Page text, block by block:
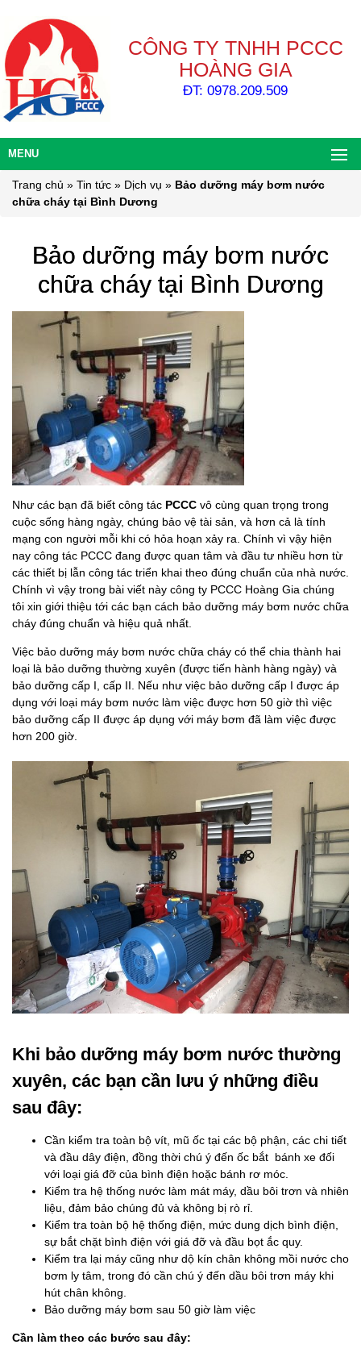
CÔNG TY TNHH PCCC
HOÀNG GIA
ĐT: 0978.209.509
MENU
Trang chủ » Tin tức » Dịch vụ » Bảo dưỡng máy bơm nước
chữa cháy tại Bình Dương
Bảo dưỡng máy bơm nước
chữa cháy tại Bình Dương
Như các bạn đã biết công tác PCCC vô cùng quan trọng trong
cuộc sống hàng ngày, chúng bảo vệ tài sản, và hơn cả là tính
mạng con người mỗi khi có hỏa hoạn xảy ra. Chính vì vậy hiện
nay công tác PCCC đang được quan tâm và đầu tư nhiều hơn từ
các thiết bị lẫn công tác triển khai theo đúng chuẩn của nhà nước.
Chính vì vậy trong bài viết này công ty PCCC Hoàng Gia chúng
tôi xin giới thiệu tới các bạn cách bảo dưỡng máy bơm nước chữa
cháy đúng chuẩn và hiệu quả nhất.
Việc bảo dưỡng máy bơm nước chữa cháy có thể chia thành hai
loại là bảo dưỡng thường xuyên (được tiến hành hàng ngày) và
bảo dưỡng cấp I, cấp II. Nếu như việc bảo dưỡng cấp I được áp
dụng với loại máy bơm nước làm việc được hơn 50 giờ thì việc
bảo dưỡng cấp II được áp dụng với máy bơm đã làm việc được
hơn 200 giờ.
Khi bảo dưỡng máy bơm nước thường
xuyên, các bạn cần lưu ý những điều
sau đây:
Cần kiểm tra toàn bộ vít, mũ ốc tại các bộ phận, các chi tiết
và đầu dây điện, đồng thời chú ý đến ốc bắt bánh xe đối
với loại giá đỡ của bình điện hoặc bánh rơ móc.
Kiểm tra hệ thống nước làm mát máy, dầu bôi trơn và nhiên
liệu, đảm bảo chúng đủ và không bị rò rỉ.
Kiểm tra toàn bộ hệ thống điện, mức dung dịch bình điện,
sự bắt chặt bình điện với giá đỡ và đầu bọt ắc quy.
Kiểm tra lại máy cũng như dộ kín chân không mồi nước cho
bơm ly tâm, trong đó cần chú ý đến dầu bôi trơn máy khi
hút chân không.
Bảo dưỡng máy bơm sau 50 giờ làm việc
Cần làm theo các bước sau đây: